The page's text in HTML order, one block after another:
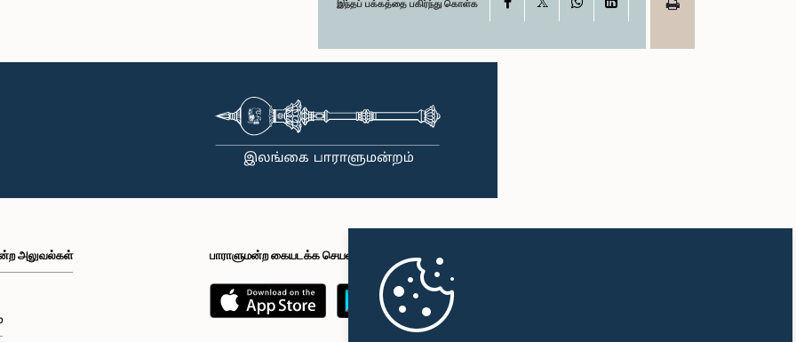
இந்தப் பக்கத்தை பகிர்ந்து கொள்க
அலுவல்கள் பாராளுமன்ற கையடக்க செயலி